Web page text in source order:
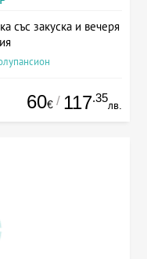
със закуска и вечеря
60€ / 117.35
лв.